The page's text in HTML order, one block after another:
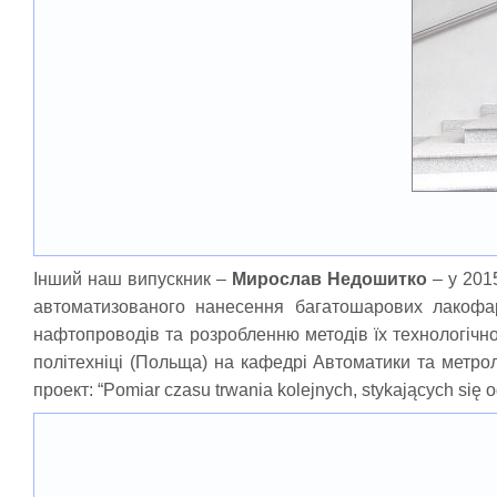
Інший наш випускник – Мирослав Недошитко – у
автоматизованого нанесення багатошарових
нафтопроводів та розробленню методів їх
політехніці (Польща) на кафедрі Автоматики та
проект: “Pomiar czasu trwania kolejnych, stykających się